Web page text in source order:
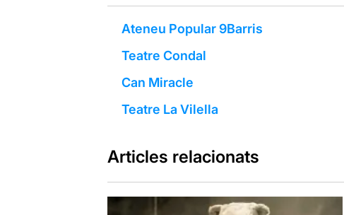
Ateneu Popular 9Barris
Teatre Condal
Can Miracle
Teatre La Vilella
Articles relacionats